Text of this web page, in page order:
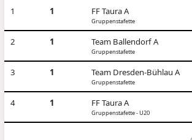
1
1 FF Taura A
Gruppenstafette
2 1 Team Ballendorf A
Gruppenstafette
3 1 Team Dresden-Bühlau A
Gruppenstafette
4 1 FF Taura A
Gruppenstafette - U20